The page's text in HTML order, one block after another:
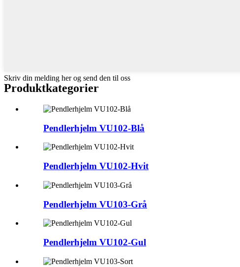
Skriv din melding her og send den til oss
Produktkategorier
Pendlerhjelm VU102-Blå
Pendlerhjelm VU102-Hvit
Pendlerhjelm VU103-Grå
Pendlerhjelm VU102-Gul